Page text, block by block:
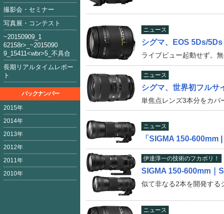
ニュース
シグマ、EOS 5Ds/
ライブビュー起動せず。
ニュース
シグマ、世界初フルサ
単焦点レンズ3本分をカバ
ニュース
「SIGMA 150-
伊達淳一の技術のフカボリ！
SIGMA 150-600mm
似て非なる2本を開発する
ニュース
撮影会・セミナー
写真展・コンテスト
~20150909_1
62158r>_~2015090
9_15411<wbr>5_不具合
長期リアルタイムレポー
ト
バックナンバー
2015年
2014年
2013年
2012年
2011年
2010年